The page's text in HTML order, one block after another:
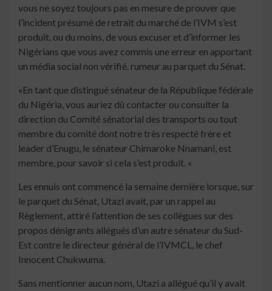
vous ne soyez toujours pas en mesure de prouver que
l’incident présumé de retrait du marché de l’IVM s’est
produit, ou du moins, de vous excuser et d’informer les
Nigérians que vous avez commis une erreur en apportant
un média social non vérifié. rumeur au parquet du Sénat.
«En tant que distingué sénateur de la République fédérale
du Nigéria, vous auriez dû contacter ou consulter la
direction du Comité sénatorial des transports ou tout
membre du comité dont notre très respecté frère et
leader d’Enugu, le sénateur Chimaroke Nnamani, est
membre, pour savoir si cela s’est produit. «
Les ennuis ont commencé la semaine dernière lorsque, sur
le parquet du Sénat, Utazi avait, par un rappel au
Règlement, attiré l’attention de ses collègues sur des
propos dénigrants allégués d’un autre sénateur du Sud-
Est contre le directeur général de l’IVMCL, le chef
Innocent Chukwuma.
Sans mentionner aucun nom, Utazi a allégué qu’il y avait